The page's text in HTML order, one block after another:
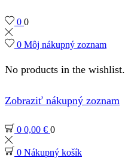
0 0
0 Môj nákupný zoznam
No products in the wishlist.
Zobraziť nákupný zoznam
0 0,00 € 0
0 Nákupný košík